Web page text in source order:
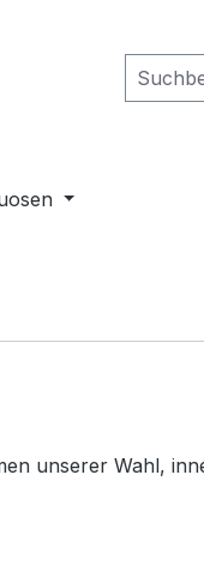
unserer Wahl,